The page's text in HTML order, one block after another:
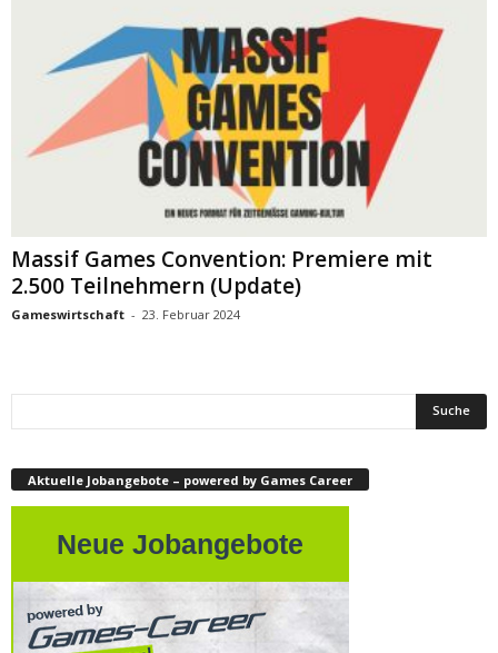
Massif Games Convention: Premiere mit
2.500 Teilnehmern (Update)
Gameswirtschaft - 23. Februar 2024
Aktuelle Jobangebote – powered by Games Career